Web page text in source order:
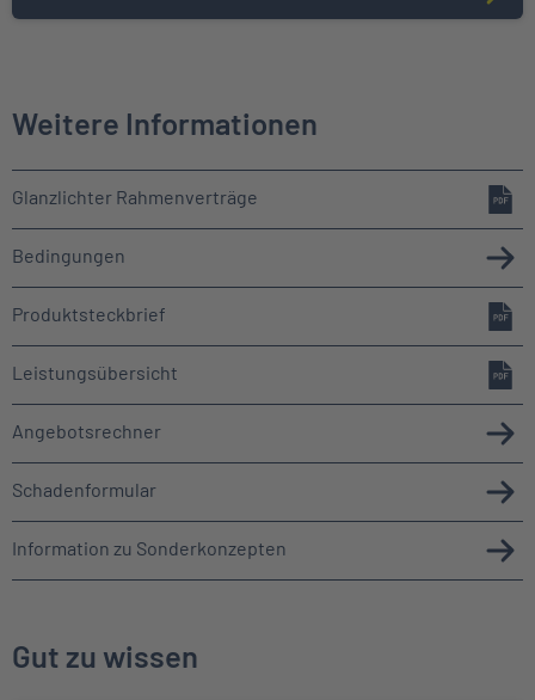
Weitere Informationen
Glanzlichter Rahmenverträge
Bedingungen
Produktsteckbrief
Leistungsübersicht
Angebotsrechner
Schadenformular
Information zu Sonderkonzepten
Gut zu wissen